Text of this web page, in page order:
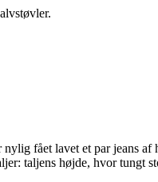
fået lavet et par jeans
taljens højde, hvor tungt